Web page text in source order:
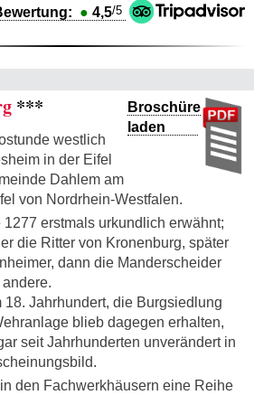
● 4,5/5
Broschüre
laden
***
westlich
in der Eifel
Dahlem am
von Nordrhein-Westfalen.
1277 erstmals urkundlich erwähnt;
die Ritter von Kronenburg, später
dann die Manderscheider
18. Jahrhundert, die Burgsiedlung
blieb dagegen erhalten,
seit Jahrhunderten unverändert in
den Fachwerkhäusern eine Reihe